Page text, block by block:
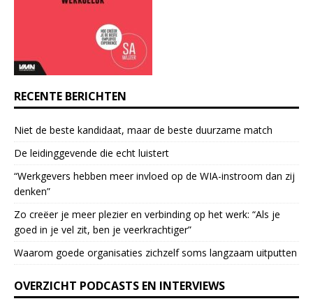
.
l
e
a
s
e
l
a
v
t
h
RECENTE BERICHTEN
Niet de beste kandidaat, maar de beste duurzame match
De leidinggevende die echt luistert
“Werkgevers hebben meer invloed op de WIA-instroom dan zij
denken”
Zo creëer je meer plezier en verbinding op het werk: “Als je
goed in je vel zit, ben je veerkrach­tiger”
Waarom goede organisaties zichzelf soms langzaam uitputten
OVERZICHT PODCASTS EN INTERVIEWS